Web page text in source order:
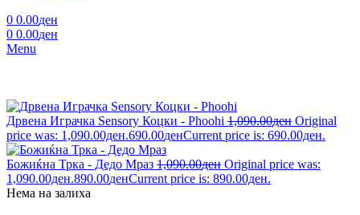
0 0.00ден
0 0.00ден
Menu
Дрвена Играчка Sensory Коцки - Phoohi 1,090.00ден Original
price was: 1,090.00ден.690.00денCurrent price is: 690.00ден.
Божиќна Трка - Дедо Мраз 1,090.00ден Original price was:
1,090.00ден.890.00денCurrent price is: 890.00ден.
Нема на залиха